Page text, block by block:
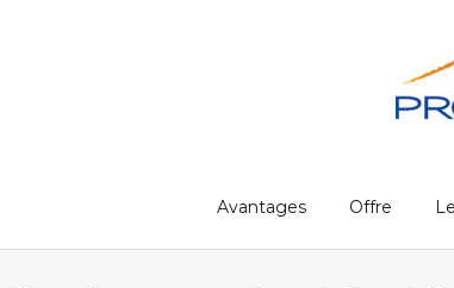
Avantages Offre